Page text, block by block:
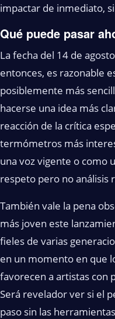
impactar de inmediato,
Qué puede pasar
La fecha del 14 de
entonces, es razonable
posiblemente más
hacerse una idea más
reacción de la crítica
termómetros más
una voz vigente o como
respeto pero no análisis
También vale la pena
más joven este
fieles de varias
en un momento en que
favorecen a artistas con
Será revelador ver si el
paso sin las